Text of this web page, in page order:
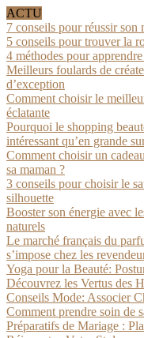
ACTU
7 conseils pour réussir
5 conseils pour trouver la
4 méthodes pour
Meilleurs foulards de
d’exception
Comment choisir le
éclatante
Pourquoi le shopping
intéressant qu’en grande
Comment choisir un
sa maman ?
3 conseils pour choisir le
silhouette
Booster son énergie avec
naturels
Le marché français du
s’impose chez les
Yoga pour la Beauté:
Découvrez les Vertus des
Conseils Mode: Associer
Comment prendre soin de
Préparatifs de Mariage :